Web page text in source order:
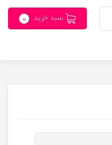
سبد خرید 0